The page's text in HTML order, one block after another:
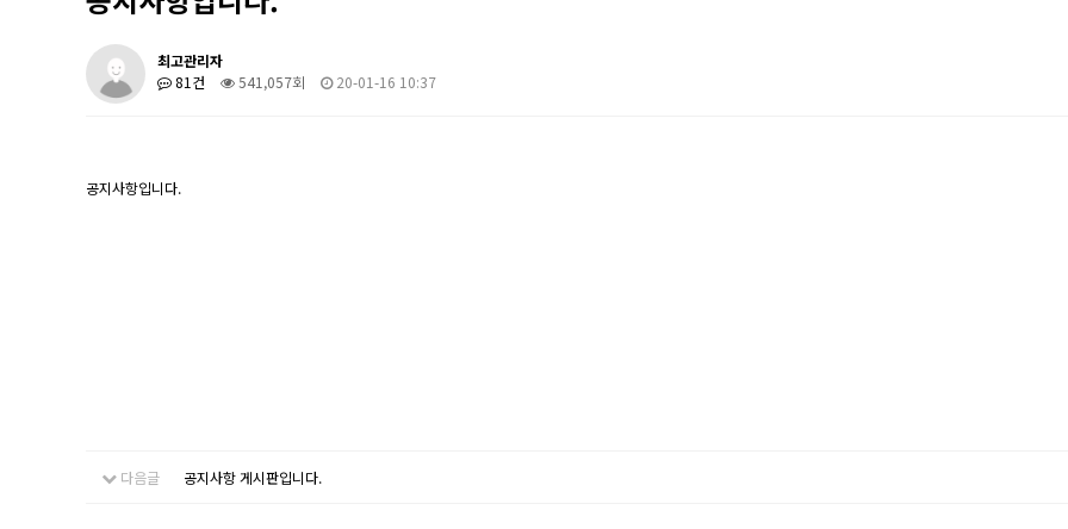
최고관리자
81건
541,057회 20-01-16 10:37
공지사항입니다.
다음글 공지사항 게시판입니다.